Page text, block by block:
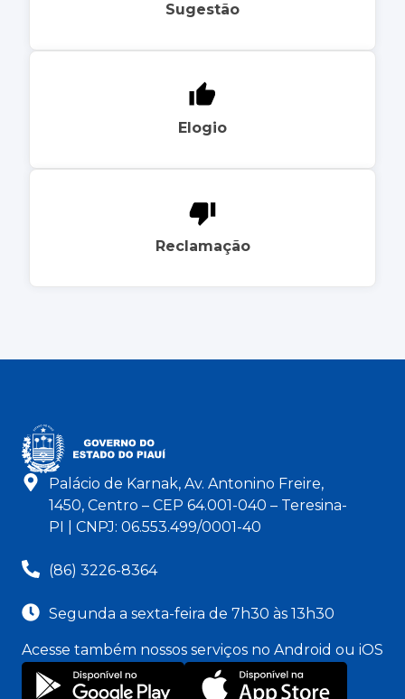
Sugestão
Elogio
Reclamação
Palácio de Karnak, Av. Antonino Freire,
1450, Centro – CEP 64.001-040 – Teresina-
PI | CNPJ: 06.553.499/0001-40
(86) 3226-8364
Segunda a sexta-feira de 7h30 às 13h30
Acesse também nossos serviços no Android ou iOS